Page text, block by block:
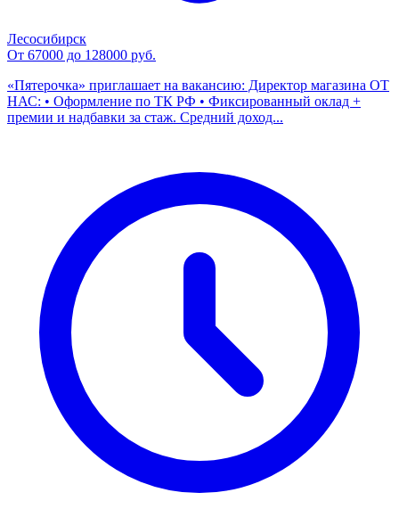
Лесосибирск
От 67000 до 128000 руб.
«Пятерочка» приглашает на вакансию: Директор магазина ОТ
НАС: • Оформление по ТК РФ • Фиксированный оклад +
премии и надбавки за стаж. Средний доход...